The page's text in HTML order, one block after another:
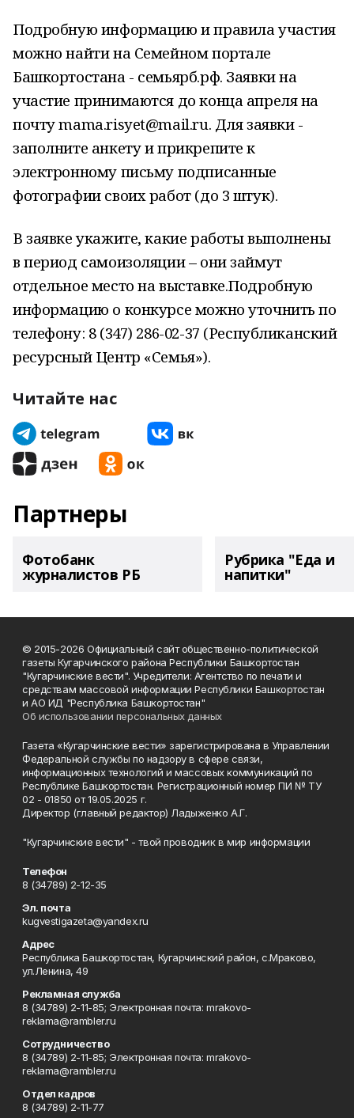
Подробную информацию и правила участия
можно найти на Семейном портале
Башкортостана - семьярб.рф. Заявки на
участие принимаются до конца апреля на
почту mama.risyet@mail.ru. Для заявки -
заполните анкету и прикрепите к
электронному письму подписанные
фотографии своих работ (до 3 штук).
В заявке укажите, какие работы выполнены
в период самоизоляции – они займут
отдельное место на выставке.Подробную
информацию о конкурсе можно уточнить по
телефону: 8 (347) 286-02-37 (Республиканский
ресурсный Центр «Семья»).
Читайте нас
Партнеры
Фотобанк
журналистов РБ
Рубрика "Еда и
напитки"
© 2015-2026 Официальный сайт общественно-политической
газеты Кугарчинского района Республики Башкортостан
"Кугарчинские вести". Учредители: Агентство по печати и
средствам массовой информации Республики Башкортостан
и АО ИД "Республика Башкортостан"
Об использовании персональных данных
Газета «Кугарчинские вести» зарегистрирована в Управлении
Федеральной службы по надзору в сфере связи,
информационных технологий и массовых коммуникаций по
Республике Башкортостан. Регистрационный номер ПИ № ТУ
02 - 01850 от 19.05.2025 г.
Директор (главный редактор) Ладыженко А.Г.
"Кугарчинские вести" - твой проводник в мир информации
Телефон
8 (34789) 2-12-35
Эл. почта
kugvestigazeta@yandex.ru
Адрес
Республика Башкортостан, Кугарчинский район, с.Мраково,
ул.Ленина, 49
Рекламная служба
8 (34789) 2-11-85; Электронная почта: mrakovo-
reklama@rambler.ru
Сотрудничество
8 (34789) 2-11-85; Электронная почта: mrakovo-
reklama@rambler.ru
Отдел кадров
8 (34789) 2-11-77